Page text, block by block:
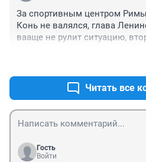
За спортивным центром
Конь не валялся, глава
вааще не рулит ситуацию,
Читать все
Гость
Войти